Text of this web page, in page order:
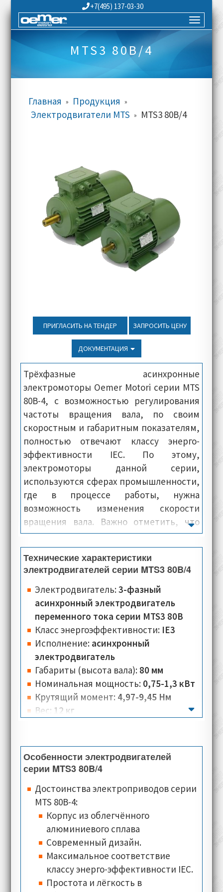
+7(495) 137-03-30
MTS3 80B/4
Главная » Продукция »
Электродвигатели MTS » MTS3 80B/4
ПРИГЛАСИТЬ НА ТЕНДЕР ЗАПРОСИТЬ ЦЕНУ
ДОКУМЕНТАЦИЯ
Трёхфазные асинхронные
электромоторы Oemer Motori серии MTS
80B-4, с возможностью регулирования
частоты вращения вала, по своим
скоростным и габаритным показателям,
полностью отвечают классу энерго-
эффективности IEC. По этому,
электромоторы данной серии,
используются сферах промышленности,
где в процессе работы, нужна
возможность изменения скорости
вращения вала. Важно отметить, что
электродвигатели Oemer Motori модели
MTS 80B-4, оснащаются современной
системой охлаждения, имеют
компактные размеры и при этом,
предлагаются по очень выгодной цене.
Корпус и панели электромашин данной
серии, изготовлены из сверх-лёгкого
алюминиевого сплава, благодаря чему, у
них лёгкая и сверхпрочная конструкция.
Технические характеристики
электродвигателей серии MTS3 80B/4
Электродвигатель:3-фазный
асинхронный электродвигатель
переменного тока серии MTS3 80B
Класс энергоэффективности: IE3
Исполнение: асинхронный
электродвигатель
Габариты (высота вала): 80 мм
Номинальная мощность: 0,75-1,3 кВт
Крутящий момент: 4,97-9,45 Нм
Вес: 12 кг
обмин
Номинальное напряжение:230 B
Номинальный ток:
Тип соединения:треугольник, звезда
Класс изоляции:
Класс теплостойкости:PTO (Klixon)
Типы монтажного исполнения:
2001 (B35)
Классы защиты:IP54, IP55
Типы охлаждения:IC 416(осевое
расположение)
Особенности электродвигателей
серии MTS3 80B/4
Достоинства электроприводов серии
MTS 80B-4:
Корпус из облегчённого
алюминиевого сплава
Современный дизайн.
Максимальное соответствие
классу энерго-эффективности IEC.
Простота и лёгкость в